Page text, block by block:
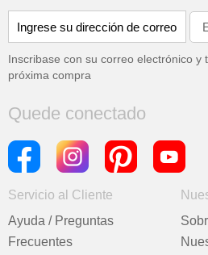
Inscribase con su correo electrónico y
próxima compra
Quede conectado
Servicio al Cliente
Ayuda / Preguntas
Frecuentes